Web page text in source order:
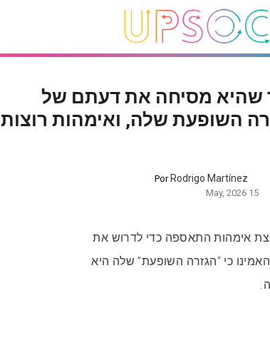
שהיא מסיחה את דעתם של
5 עם הגזרה השופעת שלה, ואימהות רוצות
PorRodrigo Martínez
15 May, 2026
אימהות התאספה כדי לדרוש את
כי “הגזרה השופעת” שלה היא